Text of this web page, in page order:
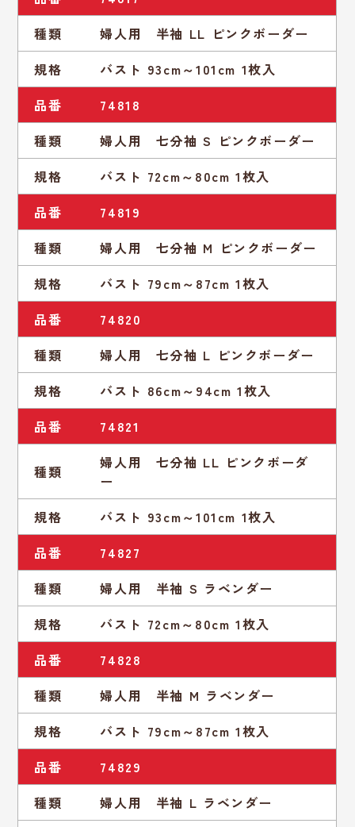
種類
婦人用 半袖 LL ピンクボーダー
規格
バスト 93cm～101cm 1枚入
品番
74818
種類
婦人用 七分袖 S ピンクボーダー
規格
バスト 72cm～80cm 1枚入
品番
74819
種類
婦人用 七分袖 M ピンクボーダー
規格
バスト 79cm～87cm 1枚入
品番
74820
種類
婦人用 七分袖 L ピンクボーダー
規格
バスト 86cm～94cm 1枚入
品番
74821
種類
婦人用 七分袖 LL ピンクボーダ
ー
規格
バスト 93cm～101cm 1枚入
品番
74827
種類
婦人用 半袖 S ラベンダー
規格
バスト 72cm～80cm 1枚入
品番
74828
種類
婦人用 半袖 M ラベンダー
規格
バスト 79cm～87cm 1枚入
品番
74829
種類
婦人用 半袖 L ラベンダー